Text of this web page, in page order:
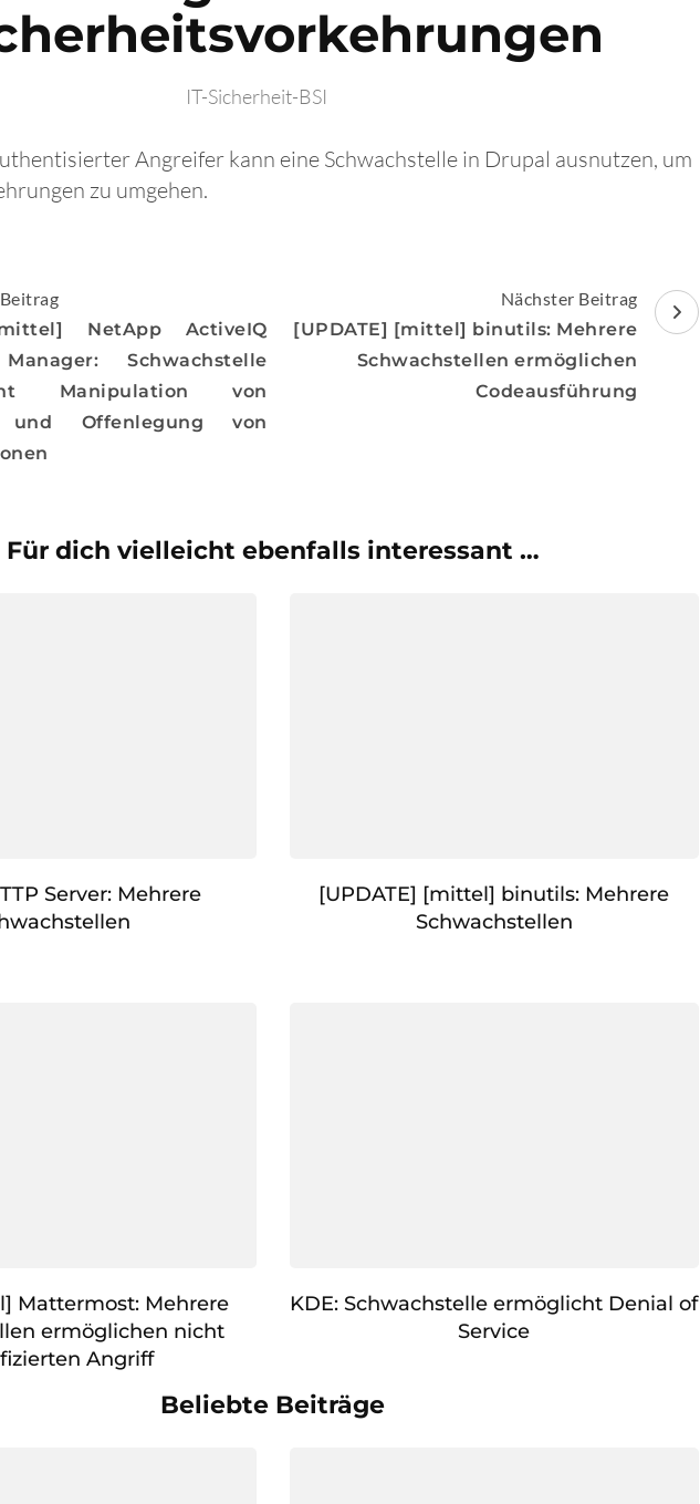
IT-Sicherheit-BSI
Angreifer kann eine Schwachstelle in Drupal ausnutzen, um
zu umgehen.
NetApp ActiveIQ
Schwachstelle
Manipulation von
und Offenlegung von
Nächster Beitrag
[UPDATE] [mittel] binutils: Mehrere
Schwachstellen ermöglichen
Codeausführung
Für dich vielleicht ebenfalls interessant …
Server: Mehrere
[UPDATE] [mittel] binutils: Mehrere
Schwachstellen
Mattermost: Mehrere
ermöglichen nicht
Angriff
KDE: Schwachstelle ermöglicht Denial of
Service
Beliebte Beiträge